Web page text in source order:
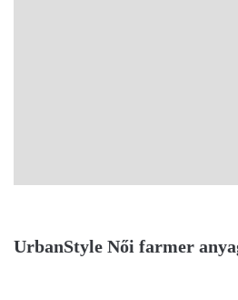
UrbanStyle Női farmer